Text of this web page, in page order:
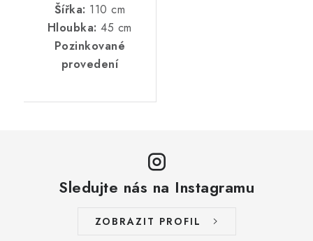
Šířka: 110 cm
Hloubka: 45 cm
Pozinkované
provedení
Sledujte nás na Instagramu
ZOBRAZIT PROFIL